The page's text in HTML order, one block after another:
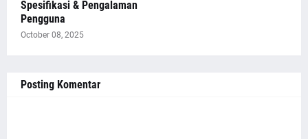
Spesifikasi & Pengalaman
Pengguna
October 08, 2025
Posting Komentar